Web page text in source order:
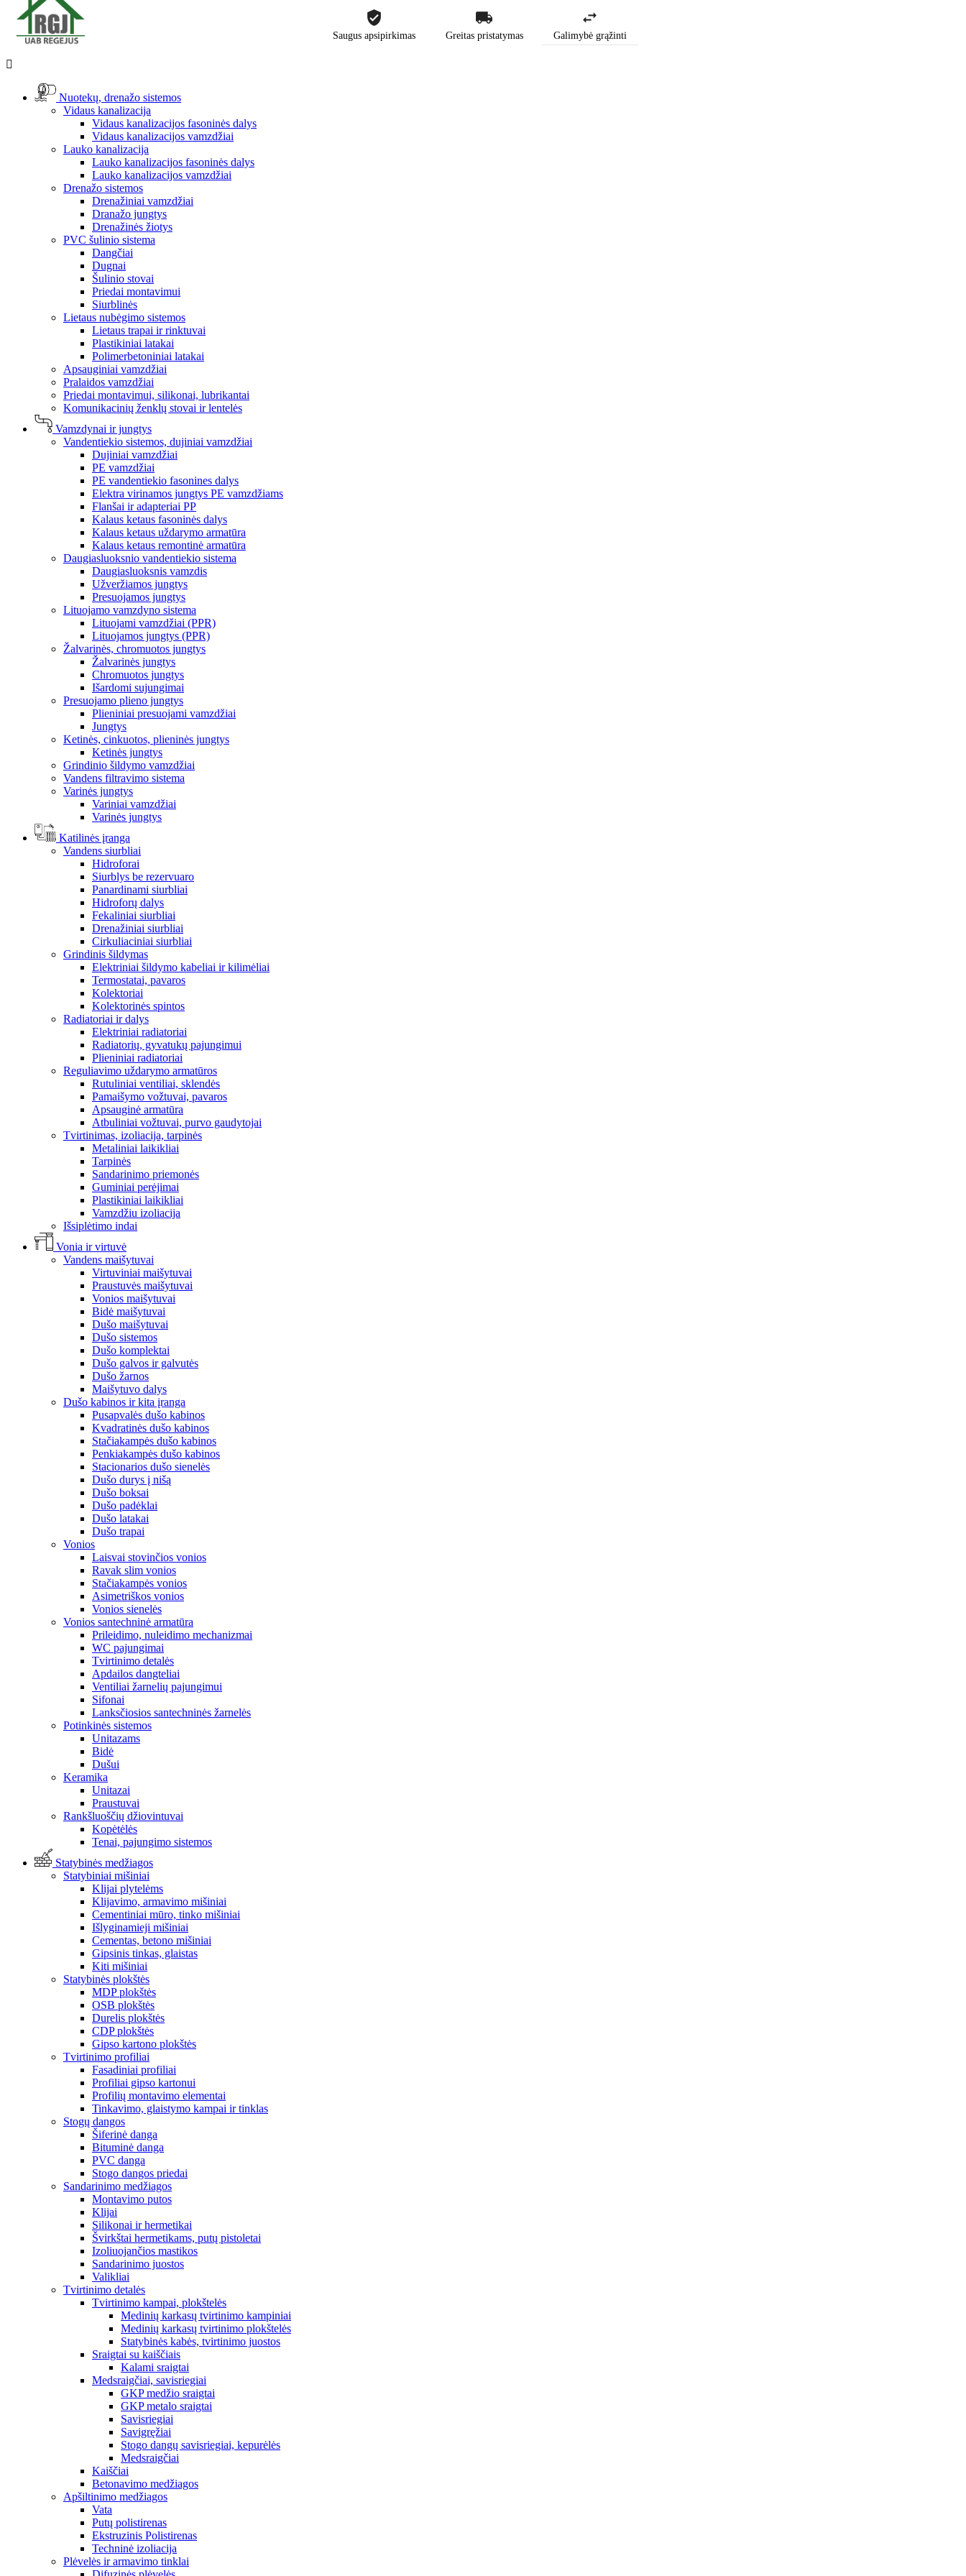
Saugus apsipirkimas Greitas pristatymas Galimybė grąžinti

Nuotekų, drenažo sistemos
Vidaus kanalizacija
Vidaus kanalizacijos fasoninės dalys
Vidaus kanalizacijos vamzdžiai
Lauko kanalizacija
Lauko kanalizacijos fasoninės dalys
Lauko kanalizacijos vamzdžiai
Drenažo sistemos
Drenažiniai vamzdžiai
Dranažo jungtys
Drenažinės žiotys
PVC šulinio sistema
Dangčiai
Dugnai
Šulinio stovai
Priedai montavimui
Siurblinės
Lietaus nubėgimo sistemos
Lietaus trapai ir rinktuvai
Plastikiniai latakai
Polimerbetoniniai latakai
Apsauginiai vamzdžiai
Pralaidos vamzdžiai
Priedai montavimui, silikonai, lubrikantai
Komunikacinių ženklų stovai ir lentelės
Vamzdynai ir jungtys
Vandentiekio sistemos, dujiniai vamzdžiai
Dujiniai vamzdžiai
PE vamzdžiai
PE vandentiekio fasonines dalys
Elektra virinamos jungtys PE vamzdžiams
Flanšai ir adapteriai PP
Kalaus ketaus fasoninės dalys
Kalaus ketaus uždarymo armatūra
Kalaus ketaus remontinė armatūra
Daugiasluoksnio vandentiekio sistema
Daugiasluoksnis vamzdis
Užveržiamos jungtys
Presuojamos jungtys
Lituojamo vamzdyno sistema
Lituojami vamzdžiai (PPR)
Lituojamos jungtys (PPR)
Žalvarinės, chromuotos jungtys
Žalvarinės jungtys
Chromuotos jungtys
Išardomi sujungimai
Presuojamo plieno jungtys
Plieniniai presuojami vamzdžiai
Jungtys
Ketinės, cinkuotos, plieninės jungtys
Ketinės jungtys
Grindinio šildymo vamzdžiai
Vandens filtravimo sistema
Varinės jungtys
Variniai vamzdžiai
Varinės jungtys
Katilinės įranga
Vandens siurbliai
Hidroforai
Siurblys be rezervuaro
Panardinami siurbliai
Hidroforų dalys
Fekaliniai siurbliai
Drenažiniai siurbliai
Cirkuliaciniai siurbliai
Grindinis šildymas
Elektriniai šildymo kabeliai ir kilimėliai
Termostatai, pavaros
Kolektoriai
Kolektorinės spintos
Radiatoriai ir dalys
Elektriniai radiatoriai
Radiatorių, gyvatukų pajungimui
Plieniniai radiatoriai
Reguliavimo uždarymo armatūros
Rutuliniai ventiliai, sklendės
Pamaišymo vožtuvai, pavaros
Apsauginė armatūra
Atbuliniai vožtuvai, purvo gaudytojai
Tvirtinimas, izoliacija, tarpinės
Metaliniai laikikliai
Tarpinės
Sandarinimo priemonės
Guminiai perėjimai
Plastikiniai laikikliai
Vamzdžiu izoliacija
Išsiplėtimo indai
Vonia ir virtuvė
Vandens maišytuvai
Virtuviniai maišytuvai
Praustuvės maišytuvai
Vonios maišytuvai
Bidė maišytuvai
Dušo maišytuvai
Dušo sistemos
Dušo komplektai
Dušo galvos ir galvutės
Dušo žarnos
Maišytuvo dalys
Dušo kabinos ir kita įranga
Pusapvalės dušo kabinos
Kvadratinės dušo kabinos
Stačiakampės dušo kabinos
Penkiakampės dušo kabinos
Stacionarios dušo sienelės
Dušo durys į nišą
Dušo boksai
Dušo padėklai
Dušo latakai
Dušo trapai
Vonios
Laisvai stovinčios vonios
Ravak slim vonios
Stačiakampės vonios
Asimetriškos vonios
Vonios sienelės
Vonios santechninė armatūra
Prileidimo, nuleidimo mechanizmai
WC pajungimai
Tvirtinimo detalės
Apdailos dangteliai
Ventiliai žarnelių pajungimui
Sifonai
Lanksčiosios santechninės žarnelės
Potinkinės sistemos
Unitazams
Bidė
Dušui
Keramika
Unitazai
Praustuvai
Rankšluoščių džiovintuvai
Kopėtėlės
Tenai, pajungimo sistemos
Statybinės medžiagos
Statybiniai mišiniai
Klijai plytelėms
Klijavimo, armavimo mišiniai
Cementiniai mūro, tinko mišiniai
Išlyginamieji mišiniai
Cementas, betono mišiniai
Gipsinis tinkas, glaistas
Kiti mišiniai
Statybinės plokštės
MDP plokštės
OSB plokštės
Durelis plokštės
CDP plokštės
Gipso kartono plokštės
Tvirtinimo profiliai
Fasadiniai profiliai
Profiliai gipso kartonui
Profilių montavimo elementai
Tinkavimo, glaistymo kampai ir tinklas
Stogų dangos
Šiferinė danga
Bituminė danga
PVC danga
Stogo dangos priedai
Sandarinimo medžiagos
Montavimo putos
Klijai
Silikonai ir hermetikai
Švirkštai hermetikams, putų pistoletai
Izoliuojančios mastikos
Sandarinimo juostos
Valikliai
Tvirtinimo detalės
Tvirtinimo kampai, plokštelės
Medinių karkasų tvirtinimo kampiniai
Medinių karkasų tvirtinimo plokštelės
Statybinės kabės, tvirtinimo juostos
Sraigtai su kaiščiais
Kalami sraigtai
Medsraigčiai, savisriegiai
GKP medžio sraigtai
GKP metalo sraigtai
Savisriegiai
Savigręžiai
Stogo dangų savisriegiai, kepurėlės
Medsraigčiai
Kaiščiai
Betonavimo medžiagos
Apšiltinimo medžiagos
Vata
Putų polistirenas
Ekstruzinis Polistirenas
Techninė izoliacija
Plėvelės ir armavimo tinklai